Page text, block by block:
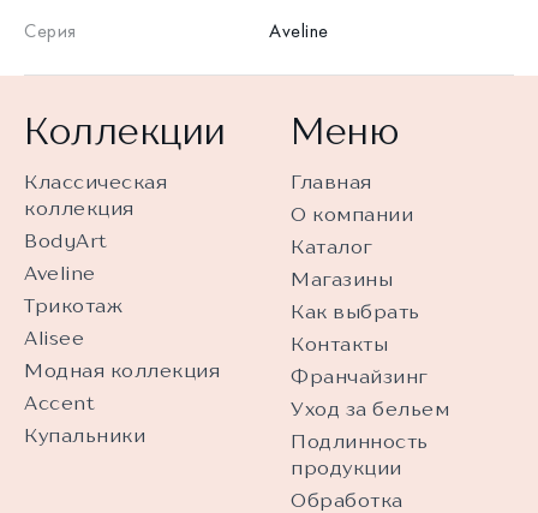
Серия
Aveline
Коллекции
Классическая
коллекция
BodyArt
Aveline
Трикотаж
Alisee
Модная коллекция
Accent
Купальники
Меню
Главная
О компании
Каталог
Магазины
Как выбрать
Контакты
Франчайзинг
Уход за бельем
Подлинность
продукции
Обработка